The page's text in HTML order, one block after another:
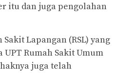
itu dan juga pengolahan
Lapangan (RSL) yang
Rumah Sakit Umum
juga telah